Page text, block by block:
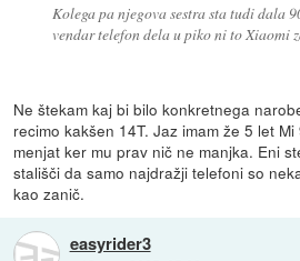
Kolega pa njegova sestra sta tudi dala
vendar telefon dela u piko ni to Xiaomi
Ne štekam kaj bi bilo konkretnega
recimo kakšen 14T. Jaz imam že 5 let
menjat ker mu prav nič ne manjka. Eni
stališči da samo najdražji telefoni so
kao zanič.
easyrider3